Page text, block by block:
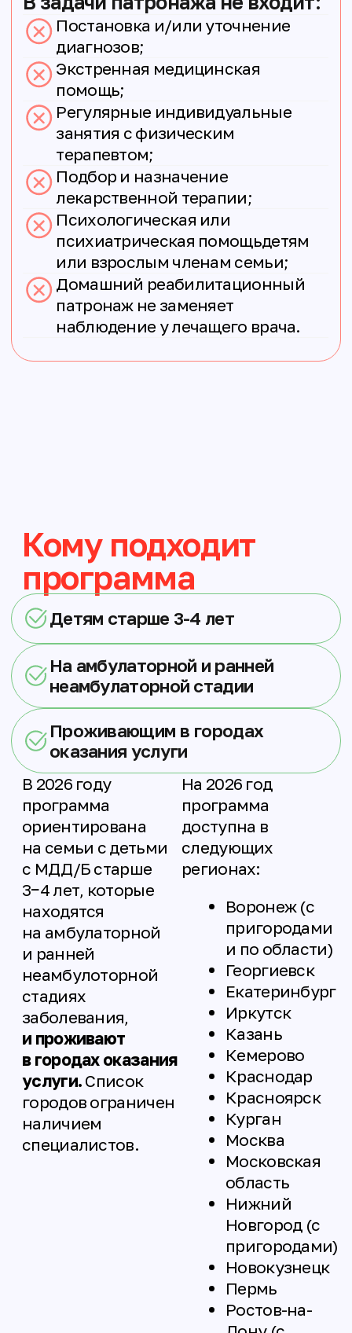
Ростов-на-
Дону (с
пригородами)
Петербург
Тюмень (с
пригородами)
пригородами)
Участие в программе предполагает
готовность семьи принять
специалиста дома, постепенно
внедрять рекомендации в
ежедневную жизнь ребёнка, а
также заполнить анкеты обратной
связи после визита и через 3
месяца после него. Это
обязательная часть программы:
обратная связь помогает нам
патронажа, готовить отчетность
должен становиться бесконечной
борьбой за «идеальную
реабилитацию». Наша задача —
помочь семье найти устойчивый,
выполнимый и безопасный ритм
жизни.
Если семье сейчас требуется
прежде всего эмоциональная
поддержка или ресурс на
восстановление, мы можем
рекомендовать консультацию
психолога фонда — это нормальная
и важная часть заботы о себе и
ребёнке.
Как поучаствовать
Визит специалиста
Обратная связь сразу после приема
Обратная связь через 3 месяца
Для участия необходимо заполнить
заявку. После этого мы свяжемся с
семьёй, уточним необходимые
детали и постараемся подобрать
реализуется при поддержке гранта,
поэтому для нас очень важно собирать
обратную связь и данные о результатах
программы. Это помогает не только